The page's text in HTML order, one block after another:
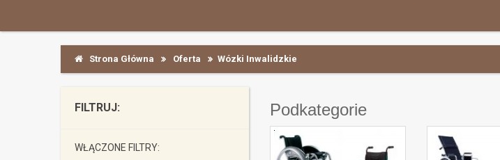
Strona Główna Oferta Wózki Inwalidzkie
FILTRUJ:
WŁĄCZONE FILTRY:
Podkategorie